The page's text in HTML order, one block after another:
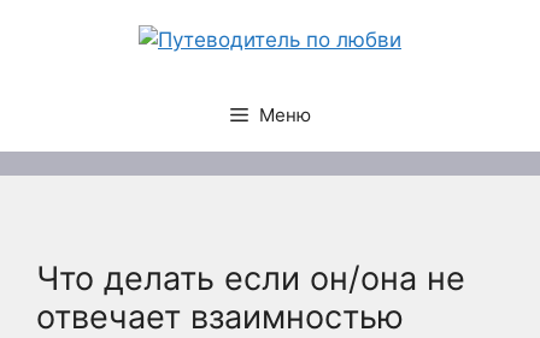
Меню
Что делать если он/она не
отвечает взаимностью